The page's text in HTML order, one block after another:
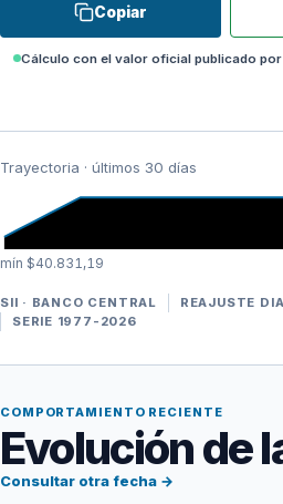
Trayectoria · últimos 30 días
mín $40.831,19
SII · BANCO CENTRAL
REAJUSTE
SERIE 1977-2026
Copiar
Cálculo con el valor oficial publicado por
COMPORTAMIENTO RECIENTE
Evolución de
Consultar otra fecha →